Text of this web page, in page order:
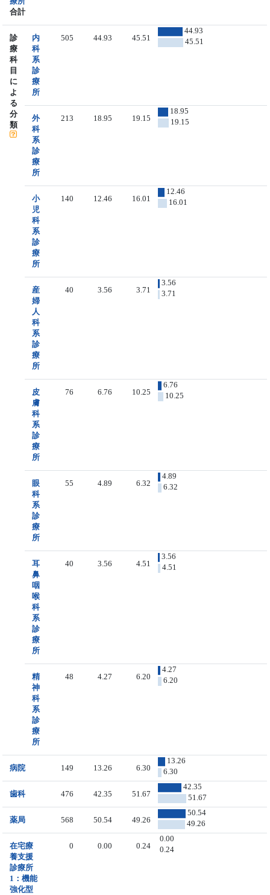
合計
診
療
科
目
に
よ
る
分
類
内
科
系
診
療
所
505 44.93 45.51
44.93
45.51
外
科
系
診
療
所
213 18.95 19.15
18.95
19.15
小
児
科
系
診
療
所
140 12.46 16.01
12.46
16.01
産
婦
人
科
系
診
療
所
40 3.56 3.71
3.56
3.71
皮
膚
科
系
診
療
所
76 6.76 10.25
6.76
10.25
眼
科
系
診
療
所
55 4.89 6.32
4.89
6.32
耳
鼻
咽
喉
科
系
診
療
所
40 3.56 4.51
3.56
4.51
精
神
科
系
診
療
所
48 4.27 6.20
4.27
6.20
病院 149 13.26 6.30
13.26
6.30
歯科 476 42.35 51.67
42.35
51.67
薬局 568 50.54 49.26
50.54
49.26
在宅療
養支援
診療所
1：機能
強化型
0 0.00 0.24
0.00
0.24